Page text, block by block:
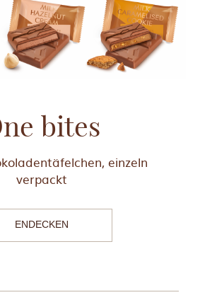
bites
einzeln
verpackt
ENDECKEN